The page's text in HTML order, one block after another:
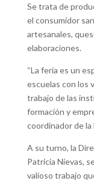
Se trata de
el consumidor
artesanales,
elaboraciones.
“La feria es un
escuelas con los
trabajo de las
formación y
coordinador de la
A su turno, la
Patricia Nievas,
valioso trabajo